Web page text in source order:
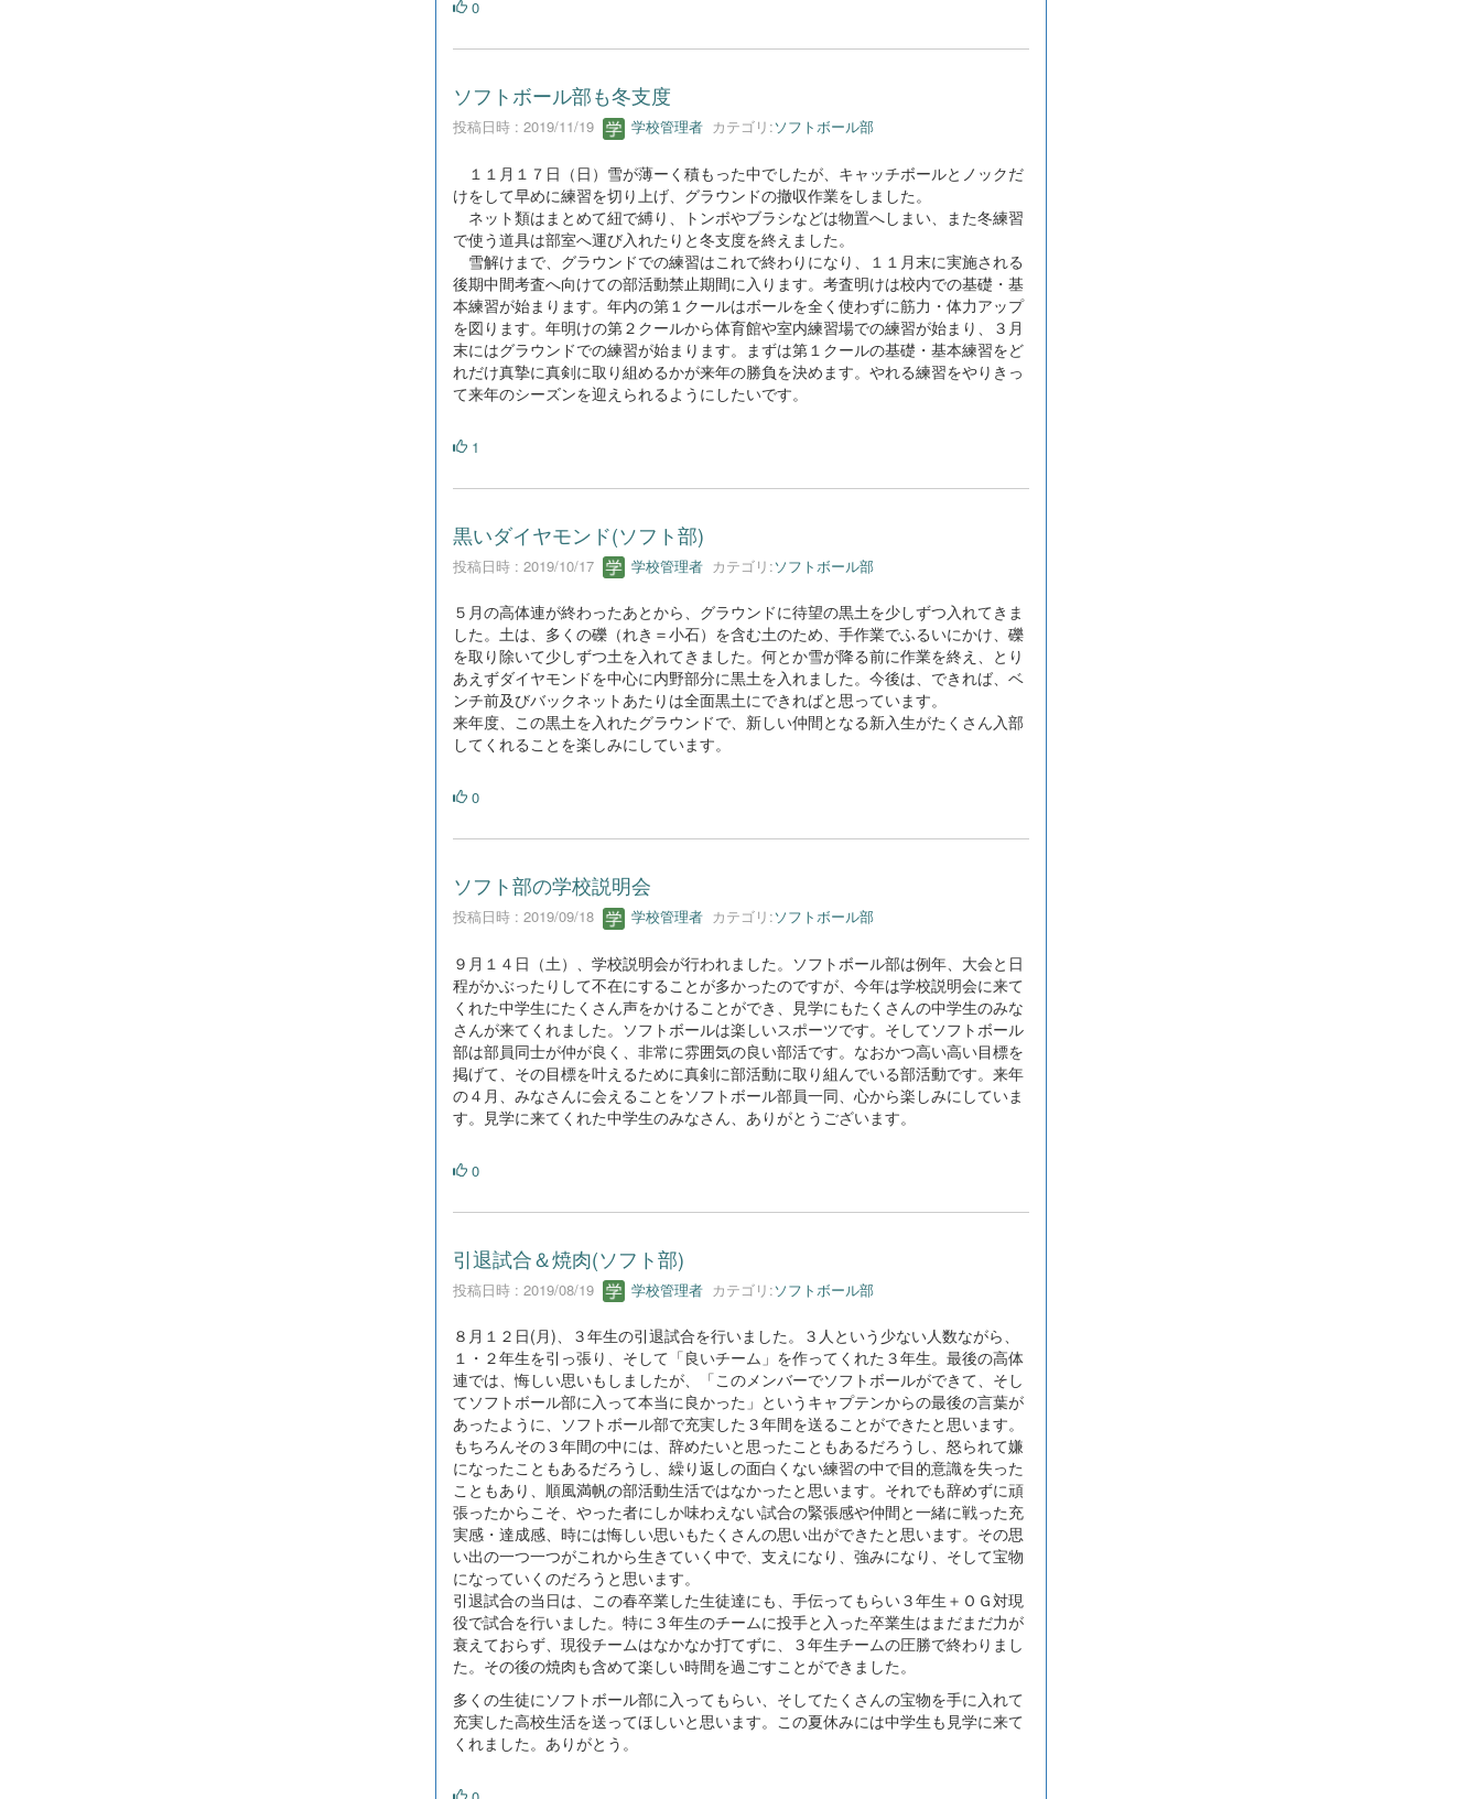
0
ソフトボール部も冬支度
投稿日時 : 2019/11/19 学校管理者カテゴリ:ソフトボール部
１１月１７日（日）雪が薄ーく積もった中でしたが、キャッチボールとノックだ
けをして早めに練習を切り上げ、グラウンドの撤収作業をしました。
ネット類はまとめて紐で縛り、トンボやブラシなどは物置へしまい、また冬練習
で使う道具は部室へ運び入れたりと冬支度を終えました。
雪解けまで、グラウンドでの練習はこれで終わりになり、１１月末に実施される
後期中間考査へ向けての部活動禁止期間に入ります。考査明けは校内での基礎・基
本練習が始まります。年内の第１クールはボールを全く使わずに筋力・体力アップ
を図ります。年明けの第２クールから体育館や室内練習場での練習が始まり、３月
末にはグラウンドでの練習が始まります。まずは第１クールの基礎・基本練習をど
れだけ真摯に真剣に取り組めるかが来年の勝負を決めます。やれる練習をやりきっ
て来年のシーズンを迎えられるようにしたいです。
1
黒いダイヤモンド(ソフト部)
投稿日時 : 2019/10/17 学校管理者カテゴリ:ソフトボール部
５月の高体連が終わったあとから、グラウンドに待望の黒土を少しずつ入れてきま
した。土は、多くの礫（れき＝小石）を含む土のため、手作業でふるいにかけ、礫
を取り除いて少しずつ土を入れてきました。何とか雪が降る前に作業を終え、とり
あえずダイヤモンドを中心に内野部分に黒土を入れました。今後は、できれば、ベ
ンチ前及びバックネットあたりは全面黒土にできればと思っています。
来年度、この黒土を入れたグラウンドで、新しい仲間となる新入生がたくさん入部
してくれることを楽しみにしています。
0
ソフト部の学校説明会
投稿日時 : 2019/09/18 学校管理者カテゴリ:ソフトボール部
９月１４日（土）、学校説明会が行われました。ソフトボール部は例年、大会と日
程がかぶったりして不在にすることが多かったのですが、今年は学校説明会に来て
くれた中学生にたくさん声をかけることができ、見学にもたくさんの中学生のみな
さんが来てくれました。ソフトボールは楽しいスポーツです。そしてソフトボール
部は部員同士が仲が良く、非常に雰囲気の良い部活です。なおかつ高い高い目標を
掲げて、その目標を叶えるために真剣に部活動に取り組んでいる部活動です。来年
の４月、みなさんに会えることをソフトボール部員一同、心から楽しみにしていま
す。見学に来てくれた中学生のみなさん、ありがとうございます。
0
引退試合＆焼肉(ソフト部)
投稿日時 : 2019/08/19 学校管理者カテゴリ:ソフトボール部
８月１２日(月)、３年生の引退試合を行いました。３人という少ない人数ながら、
１・２年生を引っ張り、そして「良いチーム」を作ってくれた３年生。最後の高体
連では、悔しい思いもしましたが、「このメンバーでソフトボールができて、そし
てソフトボール部に入って本当に良かった」というキャプテンからの最後の言葉が
あったように、ソフトボール部で充実した３年間を送ることができたと思います。
もちろんその３年間の中には、辞めたいと思ったこともあるだろうし、怒られて嫌
になったこともあるだろうし、繰り返しの面白くない練習の中で目的意識を失った
こともあり、順風満帆の部活動生活ではなかったと思います。それでも辞めずに頑
張ったからこそ、やった者にしか味わえない試合の緊張感や仲間と一緒に戦った充
実感・達成感、時には悔しい思いもたくさんの思い出ができたと思います。その思
い出の一つ一つがこれから生きていく中で、支えになり、強みになり、そして宝物
になっていくのだろうと思います。
引退試合の当日は、この春卒業した生徒達にも、手伝ってもらい３年生＋ＯＧ対現
役で試合を行いました。特に３年生のチームに投手と入った卒業生はまだまだ力が
衰えておらず、現役チームはなかなか打てずに、３年生チームの圧勝で終わりまし
た。その後の焼肉も含めて楽しい時間を過ごすことができました。
多くの生徒にソフトボール部に入ってもらい、そしてたくさんの宝物を手に入れて
充実した高校生活を送ってほしいと思います。この夏休みには中学生も見学に来て
くれました。ありがとう。